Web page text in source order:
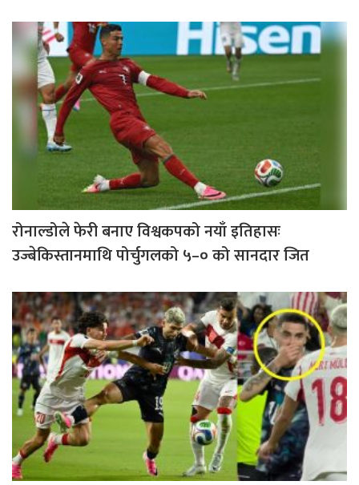
रोनाल्डोले फेरी बनाए विश्वकपको नयाँ इतिहासः
उज्बेकिस्तानमाथि पोर्चुगलको ५–० को सानदार जित